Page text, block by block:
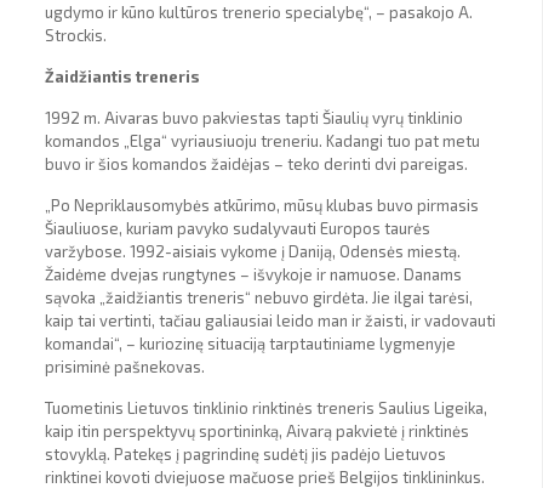
ugdymo ir kūno kultūros trenerio specialybę“, – pasakojo A.
Strockis.
Žaidžiantis treneris
1992 m. Aivaras buvo pakviestas tapti Šiaulių vyrų tinklinio
komandos „Elga“ vyriausiuoju treneriu. Kadangi tuo pat metu
buvo ir šios komandos žaidėjas – teko derinti dvi pareigas.
„Po Nepriklausomybės atkūrimo, mūsų klubas buvo pirmasis
Šiauliuose, kuriam pavyko sudalyvauti Europos taurės
varžybose. 1992-aisiais vykome į Daniją, Odensės miestą.
Žaidėme dvejas rungtynes – išvykoje ir namuose. Danams
sąvoka „žaidžiantis treneris“ nebuvo girdėta. Jie ilgai tarėsi,
kaip tai vertinti, tačiau galiausiai leido man ir žaisti, ir vadovauti
komandai“, – kuriozinę situaciją tarptautiniame lygmenyje
prisiminė pašnekovas.
Tuometinis Lietuvos tinklinio rinktinės treneris Saulius Ligeika,
kaip itin perspektyvų sportininką, Aivarą pakvietė į rinktinės
stovyklą. Patekęs į pagrindinę sudėtį jis padėjo Lietuvos
rinktinei kovoti dviejuose mačuose prieš Belgijos tinklininkus.